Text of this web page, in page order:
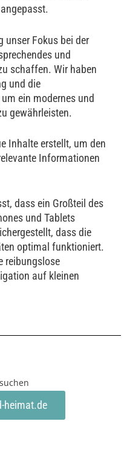
unser Fokus bei der
und
schaffen. Wir haben
und die
ein modernes und
gewährleisten.
Inhalte erstellt, um den
Informationen
dass ein Großteil des
und Tablets
dass die
optimal funktioniert.
reibungslose
auf kleinen
heimat.de